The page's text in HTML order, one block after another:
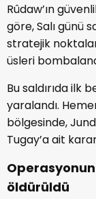
Rûdaw’ın
göre, Salı günü
stratejik
üsleri
Bu saldırıda ilk
yaralandı.
bölgesinde,
Tugay’a ait
Operasyonun
öldürüldü